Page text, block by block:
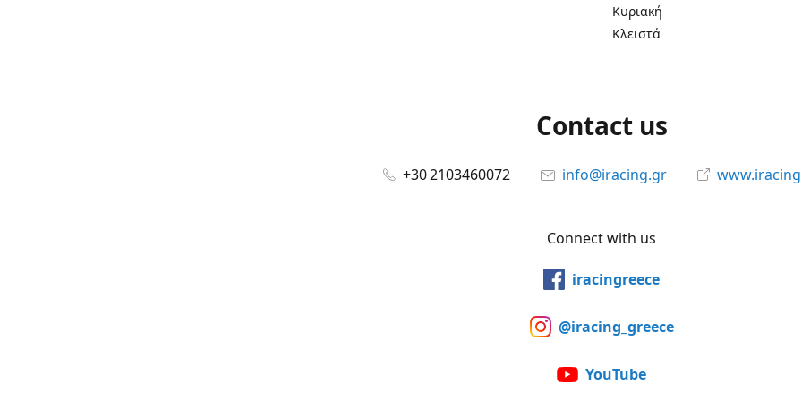
Κυριακή
Κλειστά
Contact us
+30 2103460072 info@iracing.gr
Connect with us
iracingreece
@iracing_greece
YouTube